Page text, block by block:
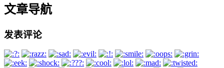
文章导航
发表评论